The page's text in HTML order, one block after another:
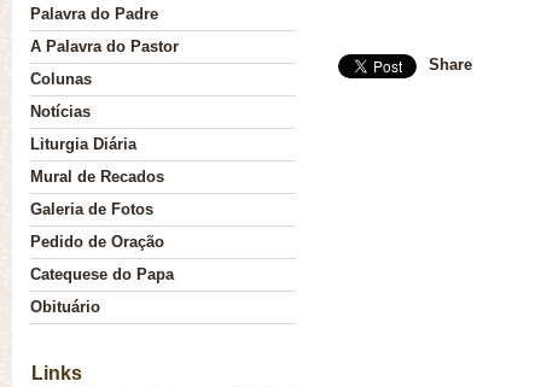
Share
Palavra do Padre
A Palavra do Pastor
Colunas
Notícias
Liturgia Diária
Mural de Recados
Galeria de Fotos
Pedido de Oração
Catequese do Papa
Obituário
Links